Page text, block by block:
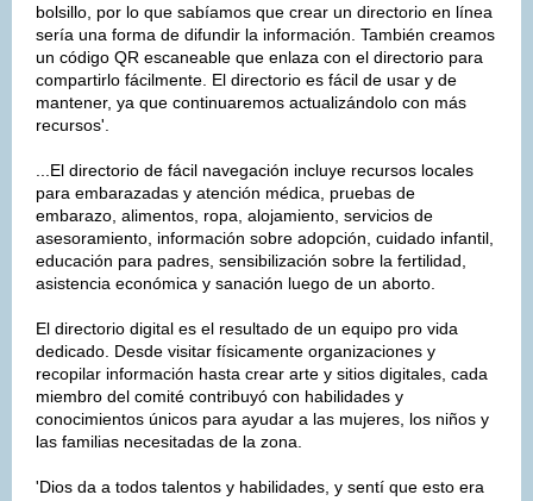
bolsillo, por lo que sabíamos que crear un directorio en línea
sería una forma de difundir la información. También creamos
un código QR escaneable que enlaza con el directorio para
compartirlo fácilmente. El directorio es fácil de usar y de
mantener, ya que continuaremos actualizándolo con más
recursos'.
...El directorio de fácil navegación incluye recursos locales
para embarazadas y atención médica, pruebas de
embarazo, alimentos, ropa, alojamiento, servicios de
asesoramiento, información sobre adopción, cuidado infantil,
educación para padres, sensibilización sobre la fertilidad,
asistencia económica y sanación luego de un aborto.
El directorio digital es el resultado de un equipo pro vida
dedicado. Desde visitar físicamente organizaciones y
recopilar información hasta crear arte y sitios digitales, cada
miembro del comité contribuyó con habilidades y
conocimientos únicos para ayudar a las mujeres, los niños y
las familias necesitadas de la zona.
'Dios da a todos talentos y habilidades, y sentí que esto era